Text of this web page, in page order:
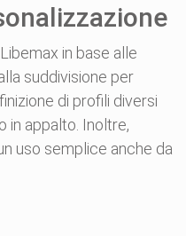
in base alle
suddivisione per
di profili diversi
in appalto. Inoltre,
uso semplice anche da